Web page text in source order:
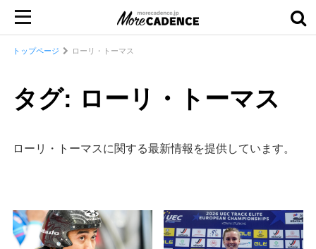
トップページ ローリ・トーマス
タグ: ローリ・トーマス
ローリ・トーマスに関する最新情報を提供しています。